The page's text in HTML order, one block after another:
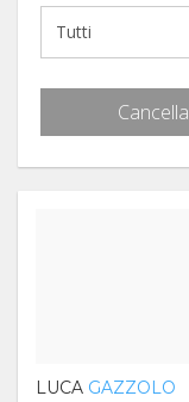
Cancella
LUCA GAZZOLO